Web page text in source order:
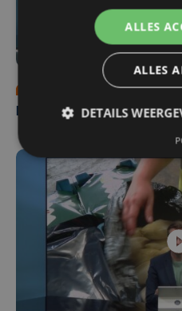
vr 31 juli | 18:00
Nieuws Focus en WTV: 31
ALLES
ALLES
DETAILS